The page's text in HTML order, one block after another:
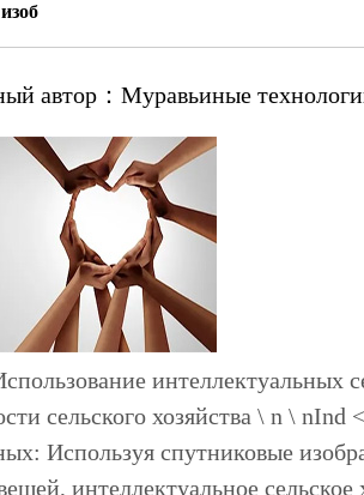
автор：Муравьиные
интеллектуальных
сельского хозяйства \ n \
Используя спутниковые
интеллектуальное